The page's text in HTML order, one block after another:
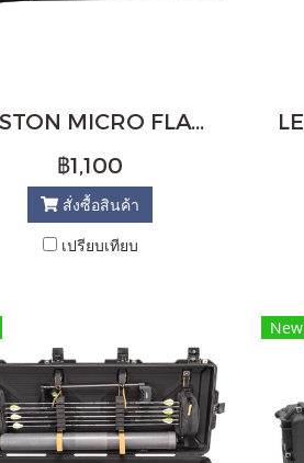
EASTON MICRO FLATLINE 3618 BOW CASE (COLORS)
฿1,100
สั่งซื้อสินค้า
เปรียบเทียบ
New